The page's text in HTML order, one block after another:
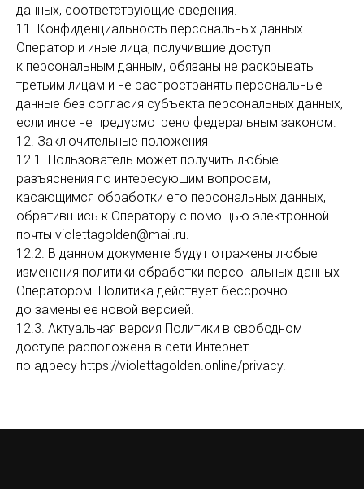
данных, соответствующие сведения.
11. Конфиденциальность персональных данных
Оператор и иные лица, получившие доступ
к персональным данным, обязаны не раскрывать
третьим лицам и не распространять персональные
данные без согласия субъекта персональных данных,
если иное не предусмотрено федеральным законом.
12. Заключительные положения
12.1. Пользователь может получить любые
разъяснения по интересующим вопросам,
касающимся обработки его персональных данных,
обратившись к Оператору с помощью электронной
почты violettagolden@mail.ru.
12.2. В данном документе будут отражены любые
изменения политики обработки персональных данных
Оператором. Политика действует бессрочно
до замены ее новой версией.
12.3. Актуальная версия Политики в свободном
доступе расположена в сети Интернет
по адресу https://violettagolden.online/privacy.